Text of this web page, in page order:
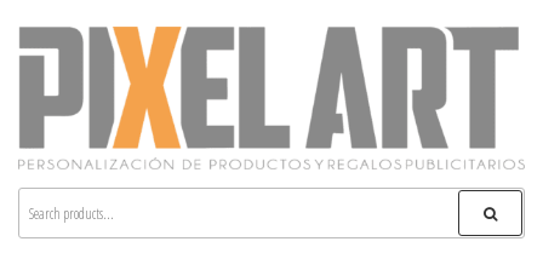
Pixelart
Especialistas en textil publicitario y regalos
personalizados en móstoles